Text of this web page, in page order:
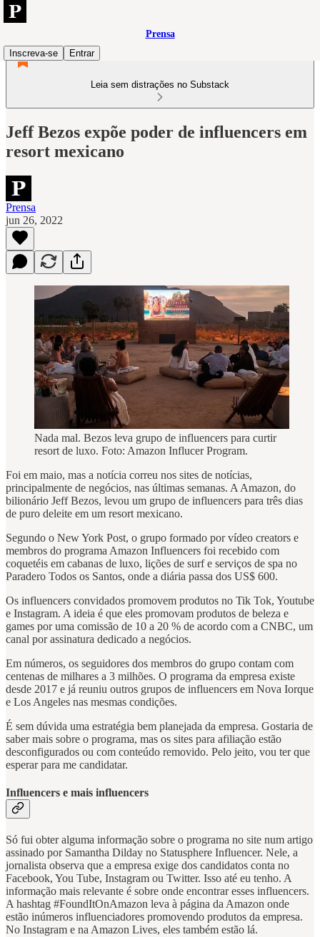
Prensa
Inscreva-se
Entrar
Leia sem distrações no Substack
Jeff Bezos expõe poder de influencers em
resort mexicano
Prensa
jun 26, 2022
Nada mal. Bezos leva grupo de influencers para curtir
resort de luxo. Foto: Amazon Influcer Program.
Foi em maio, mas a notícia correu nos sites de notícias,
principalmente de negócios, nas últimas semanas. A Amazon, do
bilionário Jeff Bezos, levou um grupo de influencers para três dias
de puro deleite em um resort mexicano.
Segundo o New York Post, o grupo formado por vídeo creators e
membros do programa Amazon Influencers foi recebido com
coquetéis em cabanas de luxo, lições de surf e serviços de spa no
Paradero Todos os Santos, onde a diária passa dos US$ 600.
Os influencers convidados promovem produtos no Tik Tok, Youtube
e Instagram. A ideia é que eles promovam produtos de beleza e
games por uma comissão de 10 a 20 % de acordo com a CNBC, um
canal por assinatura dedicado a negócios.
Em números, os seguidores dos membros do grupo contam com
centenas de milhares a 3 milhões. O programa da empresa existe
desde 2017 e já reuniu outros grupos de influencers em Nova Iorque
e Los Angeles nas mesmas condições.
É sem dúvida uma estratégia bem planejada da empresa. Gostaria de
saber mais sobre o programa, mas os sites para afiliação estão
desconfigurados ou com conteúdo removido. Pelo jeito, vou ter que
esperar para me candidatar.
Influencers e mais influencers
Só fui obter alguma informação sobre o programa no site num artigo
assinado por Samantha Dilday no Statusphere Influencer. Nele, a
jornalista observa que a empresa exige dos candidatos conta no
Facebook, You Tube, Instagram ou Twitter. Isso até eu tenho. A
informação mais relevante é sobre onde encontrar esses influencers.
A hashtag #FoundItOnAmazon leva à página da Amazon onde
estão inúmeros influenciadores promovendo produtos da empresa.
No Instagram e na Amazon Lives, eles também estão lá.